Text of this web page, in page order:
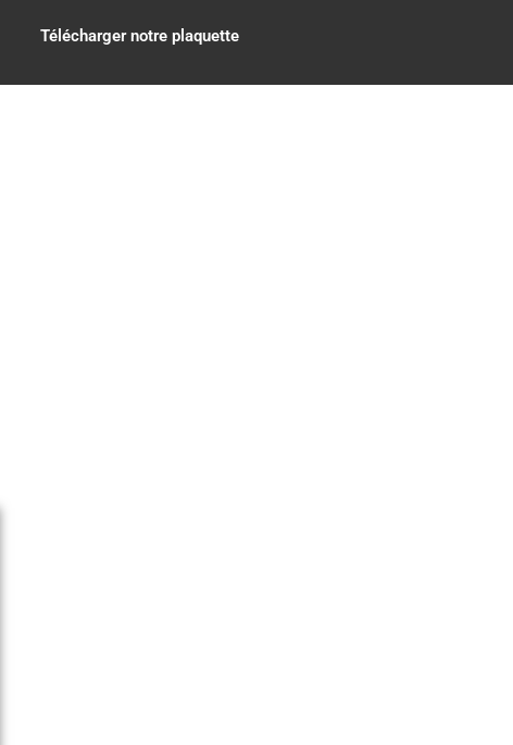
Télécharger notre plaquette